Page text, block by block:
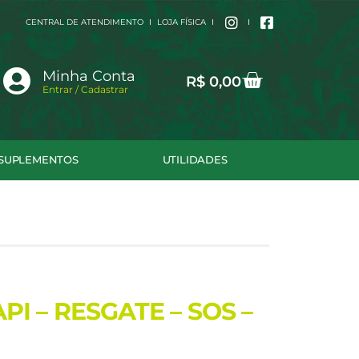
CENTRAL DE ATENDIMENTO LOJA FÍSICA
Minha Conta
Entrar / Cadastrar R$ 0,00Cart
UTILIDADES
– RESGATE – SOS –